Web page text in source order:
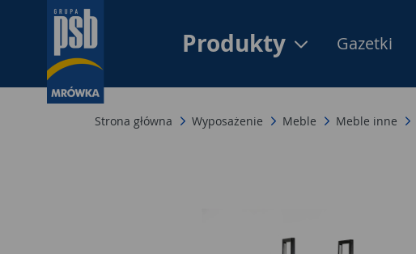
Produkty Gazetki
Strona główna Wyposażenie Meble Meble inne